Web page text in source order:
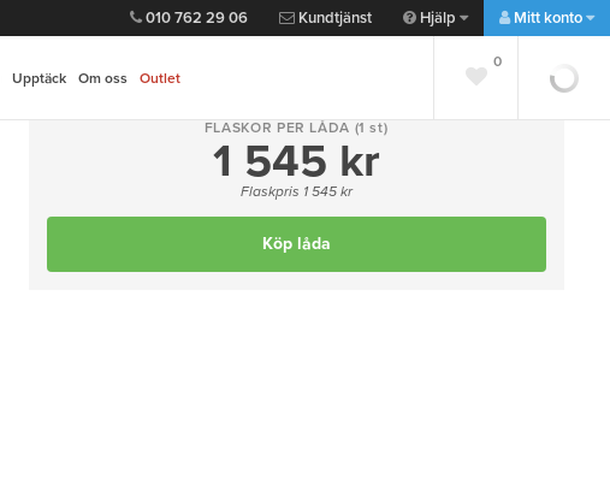
010 762 29 06 Kundtjänst Hjälp Mitt konto
Upptäck Om oss Outlet
0
0
Lägg till favorit
FLASKOR PER LÅDA (1 st)
1 545 kr
Flaskpris 1 545 kr
Köp låda